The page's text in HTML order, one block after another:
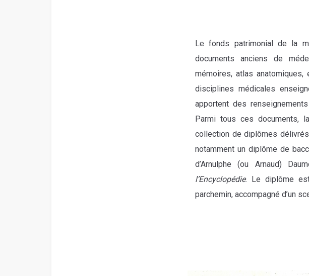
Le fonds patrimonial de la
documents anciens de
mémoires, atlas
disciplines médicales
apportent des
Parmi tous ces documents,
collection de diplômes
notamment un diplôme de
d’Arnulphe (ou Arnaud)
l’Encyclopédie. Le diplôme
parchemin, accompagné d’un